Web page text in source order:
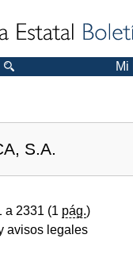
Mi
S.A.
a 2331 (1 pág.)
avisos legales